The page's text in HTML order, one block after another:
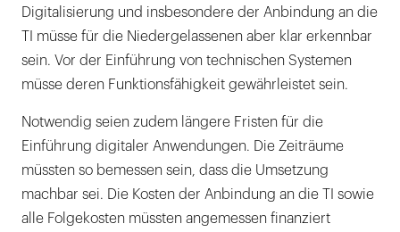
Digitalisierung und insbesondere der Anbindung an die
TI müsse für die Niedergelassenen aber klar erkennbar
sein. Vor der Einführung von technischen Systemen
müsse deren Funktionsfähigkeit gewährleistet sein.
Notwendig seien zudem längere Fristen für die
Einführung digitaler Anwendungen. Die Zeiträume
müssten so bemessen sein, dass die Umsetzung
machbar sei. Die Kosten der Anbindung an die TI sowie
alle Folgekosten müssten angemessen finanziert